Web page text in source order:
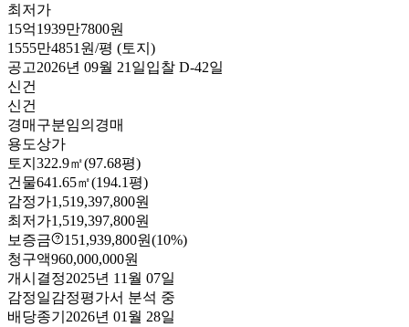
최저가
15억1939만7800원
1555만4851원/평 (토지)
공고2026년 09월 21일입찰 D-42일
신건
신건
경매구분임의경매
용도상가
토지 322.9㎡(97.68평)
건물641.65㎡(194.1평)
감정가1,519,397,800원
최저가1,519,397,800원
보증금
151,939,800원(10%)
청구액960,000,000원
개시결정2025년 11월 07일
감정일감정평가서 분석 중
배당종기 2026년 01월 28일